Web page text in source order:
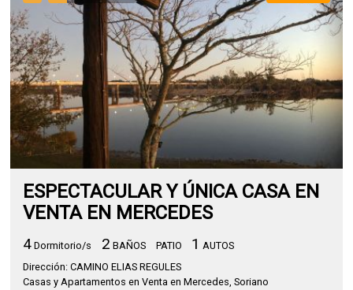
ESPECTACULAR Y ÚNICA CASA EN
VENTA EN MERCEDES
4 Dormitorio/s 2 BAÑOS PATIO 1 AUTOS
Dirección: CAMINO ELIAS REGULES
Casas y Apartamentos en Venta en Mercedes, Soriano